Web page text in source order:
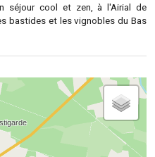
séjour cool et zen, à l'Airial de
bastides et les vignobles du Bas